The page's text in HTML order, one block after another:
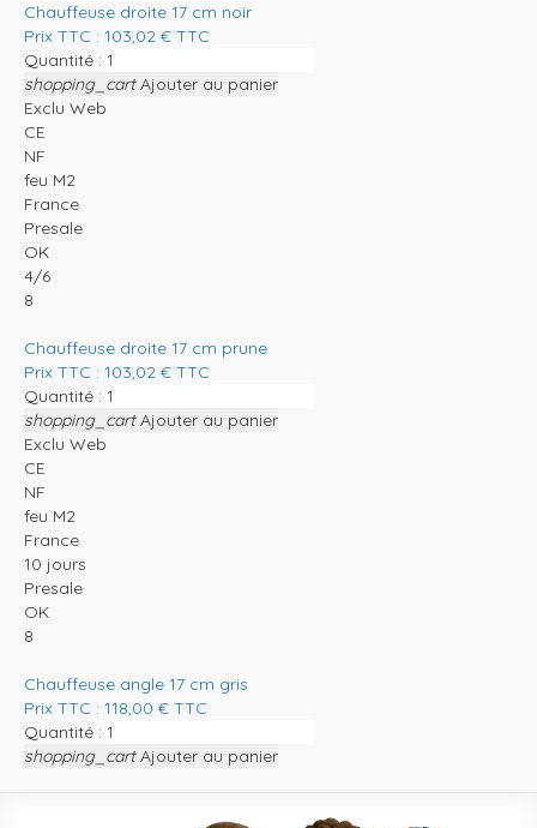
Chauffeuse droite 17 cm noir
Prix TTC : 103,02 € TTC
Quantité :
shopping_cart Ajouter au panier
Exclu Web
CE
NF
feu M2
France
Presale
OK
4/6
8
Chauffeuse droite 17 cm prune
Prix TTC : 103,02 € TTC
Quantité :
shopping_cart Ajouter au panier
Exclu Web
CE
NF
feu M2
France
10 jours
Presale
OK
8
Chauffeuse angle 17 cm gris
Prix TTC : 118,00 € TTC
Quantité :
shopping_cart Ajouter au panier